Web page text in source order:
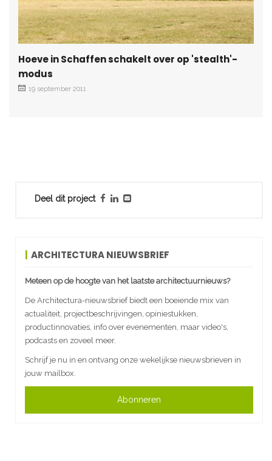
Deel dit project
ARCHITECTURA NIEUWSBRIEF
Meteen op de hoogte van het laatste architectuurnieuws?
De Architectura-nieuwsbrief biedt een boeiende mix van
actualiteit, projectbeschrijvingen, opiniestukken,
productinnovaties, info over evenementen, maar video's,
podcasts en zoveel meer.
Schrijf je nu in en ontvang onze wekelijkse nieuwsbrieven in
jouw mailbox.
Abonneren
Hoeve in Schaffen schakelt over op 'stealth'-
modus
19 september 2011